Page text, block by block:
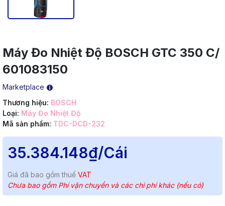
Máy Đo Nhiệt Độ BOSCH GTC 350 C/
601083150
Marketplace
Thương hiệu: BOSCH
Loại: Máy Đo Nhiệt Độ
Mã sản phẩm: TDC-DCD-232
35.384.148₫/Cái
Giá đã bao gồm thuế VAT
Chưa bao gồm Phí vận chuyển và các chi phí khác (nếu có)